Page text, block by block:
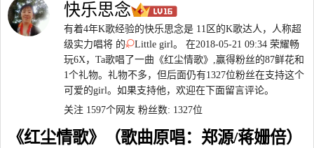
快乐思念
有着4年K歌经验的快乐思念是 11区的K歌达人，人称超
级实力唱将 的
Little girl。 在2018-05-21 09:34 荣耀畅
玩6X，Ta歌唱了一曲《红尘情歌》,赢得粉丝的87鲜花和
1个礼物。礼物不多，但后面仍有1327位粉丝在支持这个
可爱的girl。如果支持他，欢迎在下面留言评论。
关注 1597个网友 粉丝数: 1327位
《红尘情歌》（歌曲原唱：郑源/蒋姗倍）